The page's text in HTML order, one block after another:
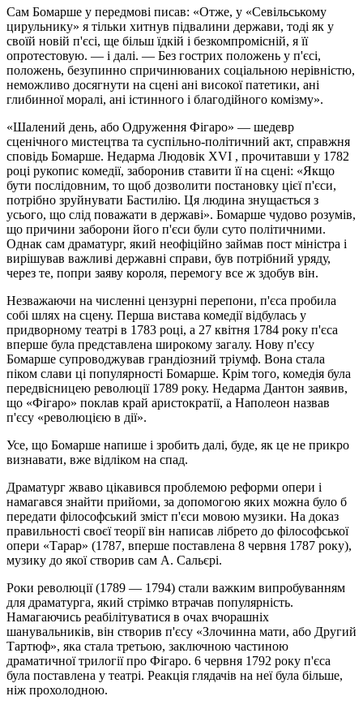
Сам Бомарше у передмові писав: «Отже, у «Севільському
цирульнику» я тільки хитнув підвалини держави, тоді як у
своїй новій п'єсі, ще більш їдкій і безкомпромісній, я її
опротестовую. — і далі. — Без гострих положень у п'єсі,
положень, безупинно спричинюваних соціальною нерівністю,
неможливо досягнути на сцені ані високої патетики, ані
глибинної моралі, ані істинного і благодійного комізму».
«Шалений день, або Одруження Фігаро» — шедевр
сценічного мистецтва та суспільно-політичний акт, справжня
сповідь Бомарше. Недарма Людовік XVI , прочитавши у 1782
році рукопис комедії, заборонив ставити її на сцені: «Якщо
бути послідовним, то щоб дозволити постановку цієї п'єси,
потрібно зруйнувати Бастилію. Ця людина знущається з
усього, що слід поважати в державі». Бомарше чудово розумів,
що причини заборони його п'єси були суто політичними.
Однак сам драматург, який неофіційно займав пост міністра і
вирішував важливі державні справи, був потрібний уряду,
через те, попри заяву короля, перемогу все ж здобув він.
Незважаючи на численні цензурні перепони, п'єса пробила
собі шлях на сцену. Перша вистава комедії відбулась у
придворному театрі в 1783 році, а 27 квітня 1784 року п'єса
вперше була представлена широкому загалу. Нову п'єсу
Бомарше супроводжував грандіозний тріумф. Вона стала
піком слави ці популярності Бомарше. Крім того, комедія була
передвісницею революції 1789 року. Недарма Дантон заявив,
що «Фігаро» поклав край аристократії, а Наполеон назвав
п'єсу «революцією в дії».
Усе, що Бомарше напише і зробить далі, буде, як це не прикро
визнавати, вже відліком на спад.
Драматург жваво цікавився проблемою реформи опери і
намагався знайти прийоми, за допомогою яких можна було б
передати філософський зміст п'єси мовою музики. На доказ
правильності своєї теорії він написав лібрето до філософської
опери «Тарар» (1787, вперше поставлена 8 червня 1787 року),
музику до якої створив сам А. Сальєрі.
Роки революції (1789 — 1794) стали важким випробуванням
для драматурга, який стрімко втрачав популярність.
Намагаючись реабілітуватися в очах вчорашніх
шанувальників, він створив п'єсу «Злочинна мати, або Другий
Тартюф», яка стала третьою, заключною частиною
драматичної трилогії про Фігаро. 6 червня 1792 року п'єса
була поставлена у театрі. Реакція глядачів на неї була більше,
ніж прохолодною.